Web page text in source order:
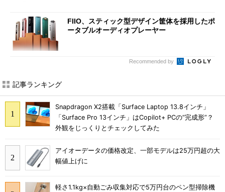
FIIO、スティック型デザイン筐体を採用したポ
ータブルオーディオプレーヤー
Recommended by
記事ランキング
Snapdragon X2搭載「Surface Laptop 13.8インチ」
「Surface Pro 13インチ」はCopilot+ PCの“完成形”？
外観をじっくりとチェックしてみた
アイオーデータの価格改定、一部モデルは25万円超の大
幅値上げに
軽さ1.1kg×自動ごみ収集対応で5万円台のペン型掃除機